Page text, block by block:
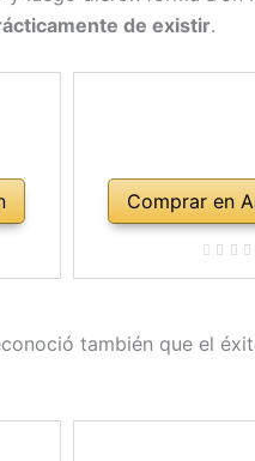
de existir.
Comprar en
también que el